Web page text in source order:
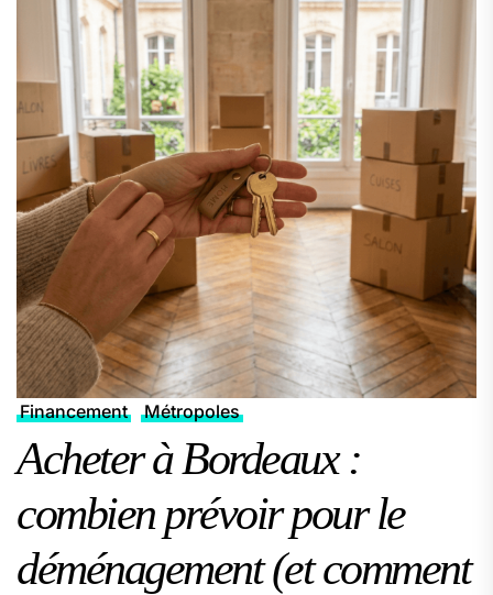
Financement Métropoles
Acheter à Bordeaux :
combien prévoir pour le
déménagement (et comment